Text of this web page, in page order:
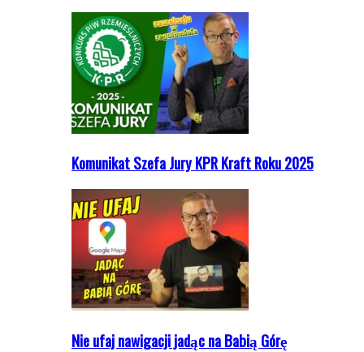
Komunikat Szefa Jury KPR Kraft Roku 2025
Nie ufaj nawigacji jadąc na Babią Górę